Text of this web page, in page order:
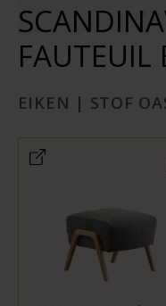
FAUTEUIL
EIKEN | STOF